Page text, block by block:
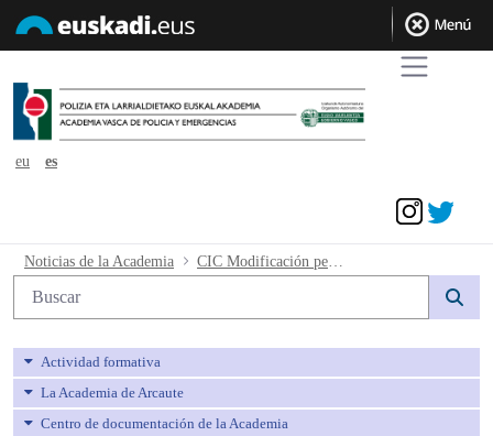
eu
es
CIC Modificación personas
Noticias de la Academia
Búsqueda web
Actividad formativa
La Academia de Arcaute
Centro de documentación de la Academia